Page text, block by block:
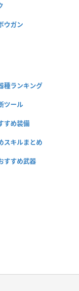
ウガン
種ランキング
ツール
すめ装備
スキルまとめ
すすめ武器